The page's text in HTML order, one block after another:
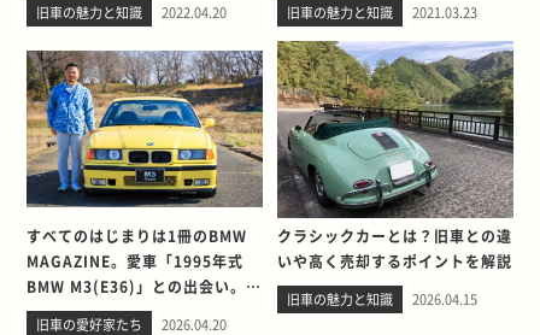
旧車の魅力と知識 2022.04.20 旧車の魅力と知識 2021.03.23
すべてのはじまりは1冊のBMW
MAGAZINE。愛車「1995年式
BMW M3(E36)」との出会い。そ
して別れを考える
旧車の愛好家たち 2026.04.20
クラシックカーとは？旧車との違
いや高く売却するポイントを解説
旧車の魅力と知識 2026.04.15